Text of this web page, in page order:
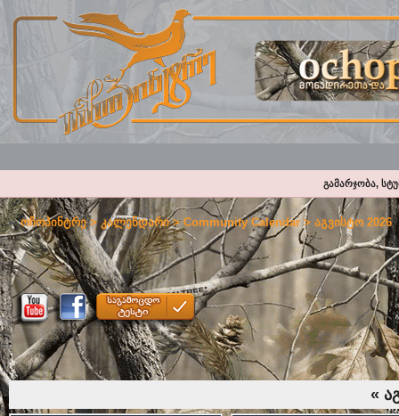
გამარჯობა,
ოჩოპინტრე>კალენდარი>Community Calendar> აგვისტო 2026
«